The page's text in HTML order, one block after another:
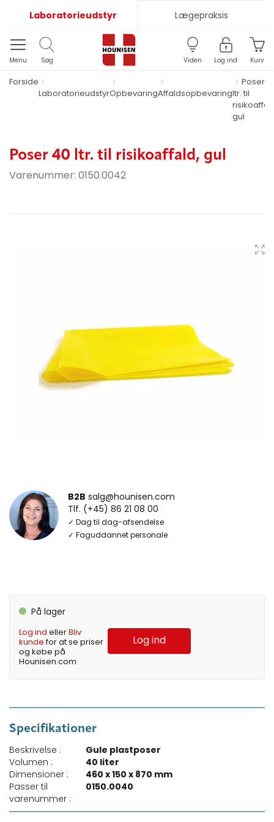
Laboratorieudstyr Lægepraksis
Menu Søg Viden Log ind Kurv
Forside
LaboratorieudstyrOpbevaringAffaldsopbevaring
Poser
ltr. til
gul
Poser 40 ltr. til risikoaffald, gul
Varenummer: 0150.0042
B2B salg@hounisen.com
Tlf. (+45) 86 21 08 00
✓ Dag til dag-afsendelse
✓ Faguddannet personale
På lager
Log ind ellerBliv
kundefor at se priser
og købe på
Hounisen.com
Log ind
Specifikationer
Beskrivelse :
Gule plastposer
Volumen :
40 liter
Dimensioner :
460 x 150 x 870 mm
Passer til
varenummer :
0150.0040